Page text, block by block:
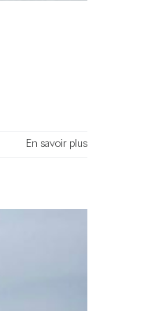
En savoir plus